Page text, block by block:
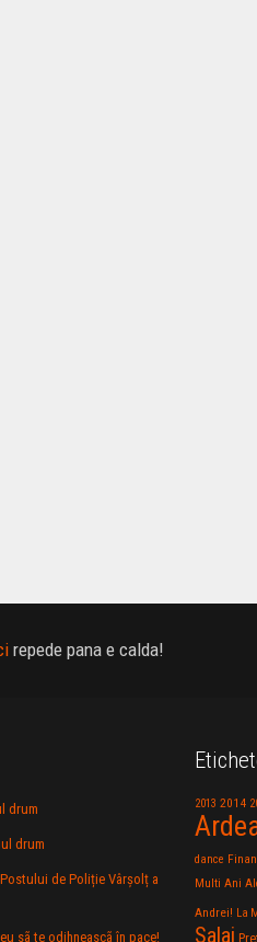
repede pana e calda!
drum
drum
de Poliție Vârșolț a
sã te odihneascã în pace!
2013 2014
dance
Multi Ani
Andrei! La
Salaj